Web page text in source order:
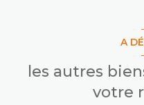
A
les autres
votre